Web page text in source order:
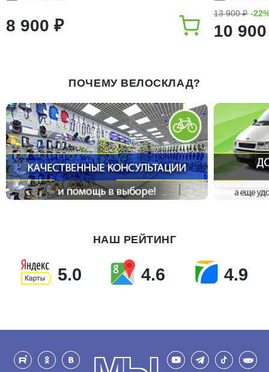
8 900 ₽
13 900 ₽ -
10
ПОЧЕМУ ВЕЛОСКЛАД?
НАШ РЕЙТИНГ
5.0 4.6 4.9